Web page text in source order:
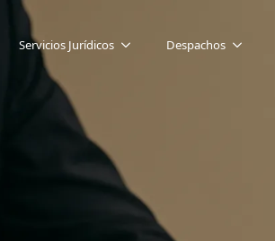
Servicios Jurídicos Despachos